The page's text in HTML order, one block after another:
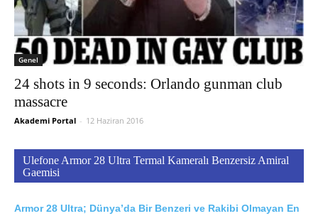
Genel
24 shots in 9 seconds: Orlando gunman club
massacre
Akademi Portal - 12 Haziran 2016
Ulefone Armor 28 Ultra Termal Kameralı Benzersiz Amiral
Gaemisi
Armor 28 Ultra; Dünya’da Bir Benzeri ve Rakibi Olmayan En